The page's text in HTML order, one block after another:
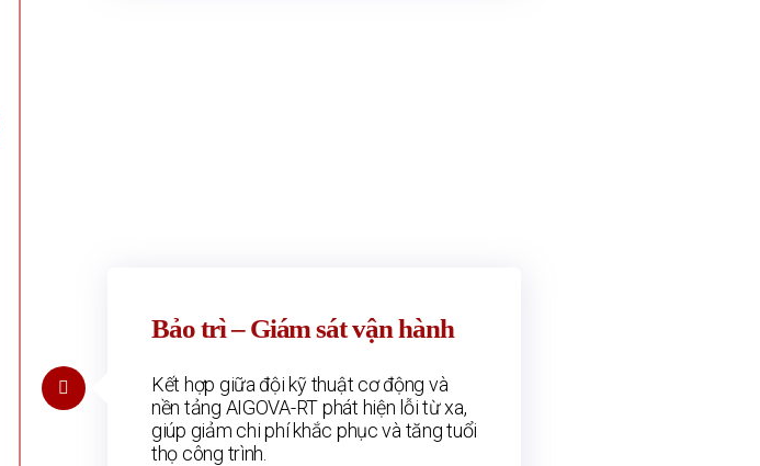
Bảo trì – Giám sát vận hành
Kết hợp giữa đội kỹ thuật cơ động và
nền tảng AIGOVA-RT phát hiện lỗi từ xa,
giúp giảm chi phí khắc phục và tăng tuổi
thọ công trình.